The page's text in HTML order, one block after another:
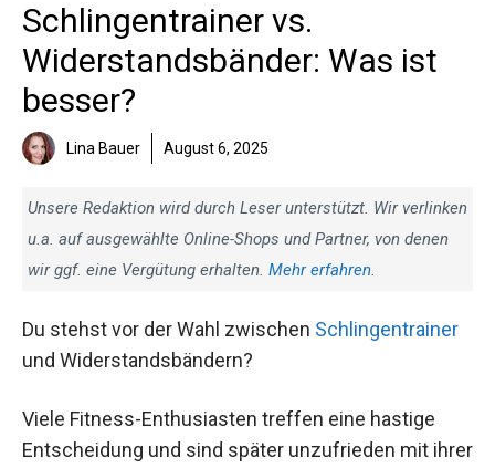
Schlingentrainer vs.
Widerstandsbänder: Was ist
besser?
Lina Bauer August 6, 2025
Unsere Redaktion wird durch Leser unterstützt. Wir verlinken
u.a. auf ausgewählte Online-Shops und Partner, von denen
wir ggf. eine Vergütung erhalten. Mehr erfahren.
Du stehst vor der Wahl zwischen Schlingentrainer
und Widerstandsbändern?
Viele Fitness-Enthusiasten treffen eine hastige
Entscheidung und sind später unzufrieden mit ihrer